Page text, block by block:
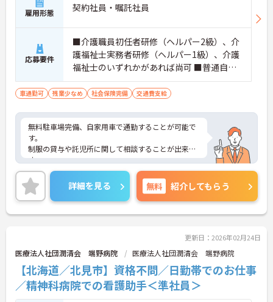
雇用形態 契約社員・嘱託社員
応募要件
■介護職員初任者研修（ヘルパー2級）、介
護福祉士実務者研修（ヘルパー1級）、介護
福祉士のいずれかがあれば尚可 ■普通自動
車運転免許（AT車限定可）があれば尚可
（通勤用として） ※無資格・未経験相談可
車通勤可 残業少なめ 社会保険完備 交通費支給
無料駐車場完備、自家用車で通勤することが可能で
す。
制服の貸与や託児所に関して相談することが出来ま
す。
ご興味ある方には、面接対策ポイントなど、さらに
詳細をお話しいたしますのでお気軽にご相談くださ
い！
詳細を見る 無料 紹介してもらう
更新日：2026年02月24日
医療法人社団潤清会 端野病院 医療法人社団潤清会 端野病院
【北海道／北見市】資格不問／日勤帯でのお仕事
／精神科病院での看護助手＜準社員＞